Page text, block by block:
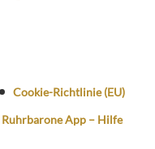
Cookie-Richtlinie (EU)
Ruhrbarone App – Hilfe